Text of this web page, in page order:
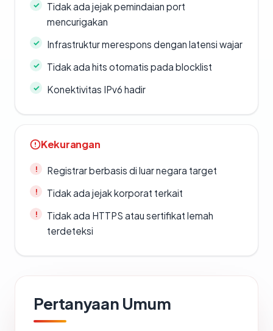
Tidak ada jejak pemindaian port
mencurigakan
Infrastruktur merespons dengan latensi wajar
Tidak ada hits otomatis pada blocklist
Konektivitas IPv6 hadir
Kekurangan
Registrar berbasis di luar negara target
Tidak ada jejak korporat terkait
Tidak ada HTTPS atau sertifikat lemah
terdeteksi
Pertanyaan Umum